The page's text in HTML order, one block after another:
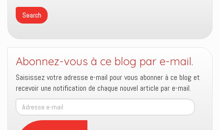
Abonnez-vous à ce blog par e-mail.
Saisissez votre adresse e-mail pour vous abonner à ce blog et
recevoir une notification de chaque nouvel article par e-mail.
Adresse
e-
mail